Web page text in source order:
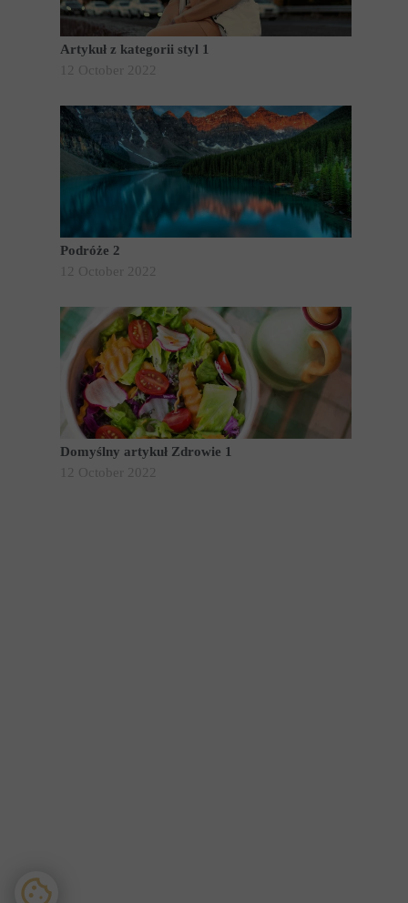
Artykuł z kategorii styl 1
12 October 2022
Podróże 2
12 October 2022
Domyślny artykuł Zdrowie 1
12 October 2022